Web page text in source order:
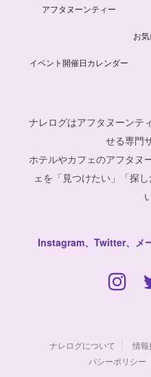
アフタヌーンティー
お
イベント開催日カレンダー
ナレログはアフタヌーンテ
せる専門
ホテルやカフェのアフタヌ
ェを「見つけたい」「探
Instagram、Twitter、メ
ナレログについて 情報
バシーポリシー